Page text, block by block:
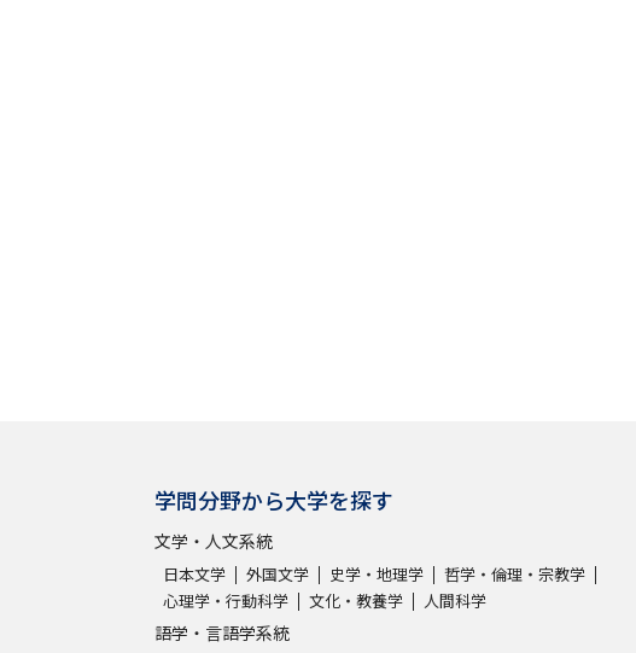
受験準備
学問分野から大学を探す
文学・人文系統
日本文学 外国文学 史学・地理学
哲学・倫理・宗教学
心理学・行動科学
文化・教養学 人間科学
語学・言語学系統